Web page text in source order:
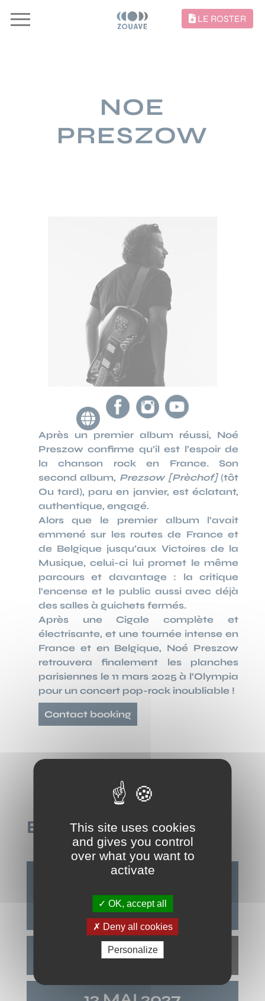
LE ROSTER
NOE
PRESZOW
Après un premier album réussi, Noé
Preszow confirme qu’il est l’espoir de
la chanson rock en France. Son
second album, Prezsow [Prèchof] (tôt
Ou tard), paru en janvier, est éclatant,
authentique, engagé.
Alors que le premier album l’avait
emmené sur les routes de France et
de Belgique jusqu’aux Victoires de la
Musique, celui-ci lui promet le même
parcours et davantage : la critique
l’encense et le public aussi avec déjà
des salles à guichets fermés.
Après une Cigale complète et
électrisante, et une tournée intense en
France et en Belgique, Noé Preszow
retrouvera finalement les planches
parisiennes le 11 mars 2025 à l’Olympia
pour un concert pop-rock inoubliable !
Contact booking
EN CONCERT
9 MARS 2027
LA CIGALE
PARIS(75018)
This site uses cookies
and gives you control
over what you want to
activate
OK, accept all
Deny all cookies
Personalize